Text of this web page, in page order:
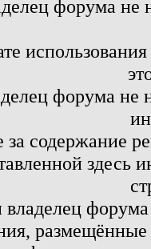
форума не
форума не
за содержание
здесь